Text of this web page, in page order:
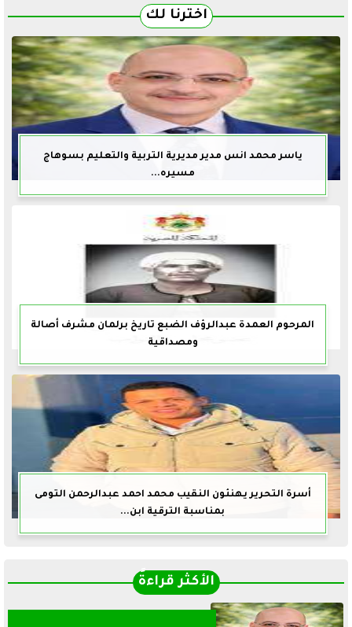
اخترنا لك
ياسر محمد انس مدير مديرية التربية والتعليم بسوهاج
مسيره...
المرحوم العمدة عبدالرؤف الضبع تاريخ برلمان مشرف أصالة
ومصداقية
أسرة التحرير يهنئون النقيب محمد احمد عبدالرحمن التومى
بمناسبة الترقية ابن...
الأكثر قراءةً